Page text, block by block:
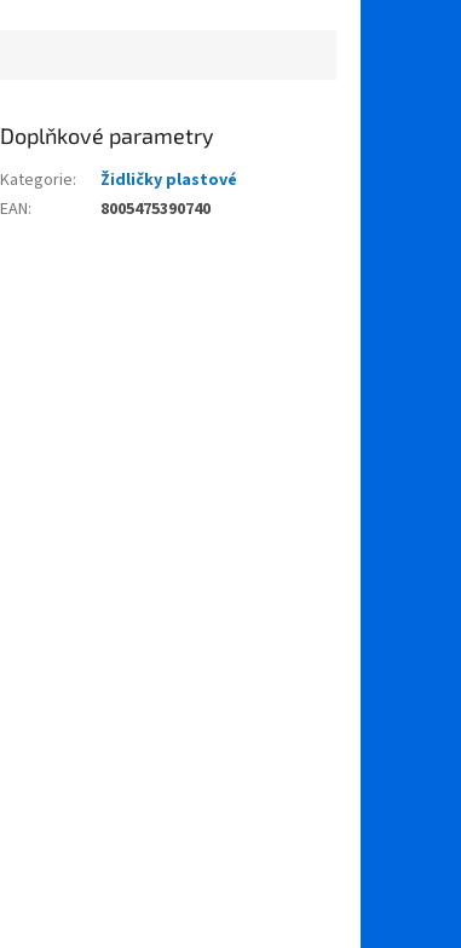
Doplňkové parametry
Kategorie:
Židličky plastové
EAN: 8005475390740